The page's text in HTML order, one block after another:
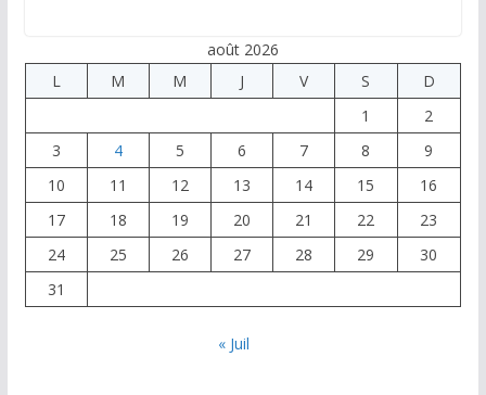
août 2026
L
M M J V S
D
1
2
3
4 5 6 7 8
9
10
11 12 13 14 15
16
17
18 19 20 21 22
23
24
25 26 27 28 29
30
31
« Juil